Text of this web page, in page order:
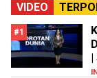
VIDEO
#1